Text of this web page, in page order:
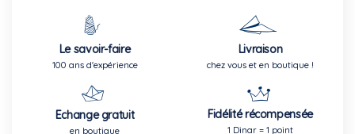
Le savoir-faire
100 ans d'expérience
Livraison
chez vous et en boutique !
Echange gratuit
en boutique
Fidélité récompensée
1 Dinar = 1 point